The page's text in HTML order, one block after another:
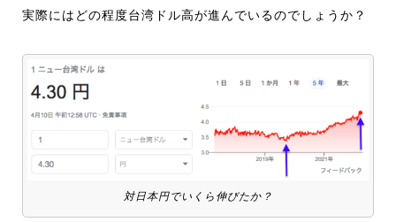
実際にはどの程度台湾ドル高が進んでいるのでしょうか？
対日本円でいくら伸びたか？